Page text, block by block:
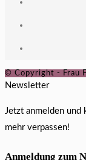
© Copyright - Frau
Newsletter
Jetzt anmelden
mehr verpassen!
Anmeldung zum